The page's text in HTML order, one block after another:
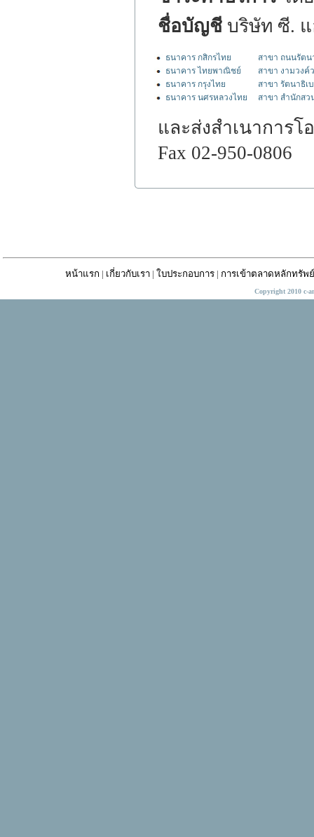
ชื่อบัญชี บริษัท ซี.
ธนาคาร กสิกรไทย
สาขา ถนนรัตน
ธนาคาร ไทยพาณิชย์
สาขา งามวงค์
ธนาคาร กรุงไทย
สาขา รัตนาธิเ
ธนาคาร นศรหลวงไทย
สาขา สำนักสว
และส่งสำเนาการโ
Fax 02-950-0806
หน้าแรก | เกี่ยวกับเรา |ใบประกอบการ | การเข้าตลาดหลักทรัพ
Copyright 2010 c-